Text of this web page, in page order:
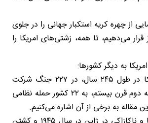
از چهره کریه استکبار جهانی را در جلوی
قرار می‌دهیم، تا همه، زشتی‌های امریکا را
به دیگر کشورها:
ایالات متحده امریکا در طول ۲۴۵ سال، در ۲۲۷ جنگ شرکت
داشته و تنها در نیمه دوم قرن بیستم، به ۲۲ کشور حمله نظامی
مقاله به برخی از آن اشاره می‌کنیم.